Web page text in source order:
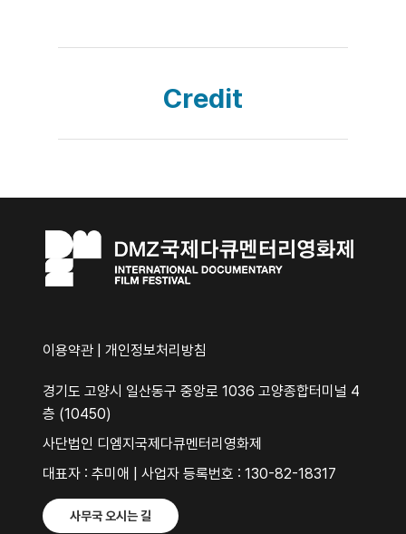
Credit
이용약관 개인정보처리방침
경기도 고양시 일산동구 중앙로 1036 고양종합터미널 4
층 (10450)
사단법인 디엠지국제다큐멘터리영화제
대표자 : 추미애 | 사업자 등록번호 : 130-82-18317
사무국 오시는 길